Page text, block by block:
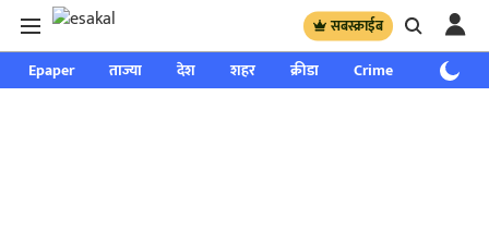
सबस्क्राईब
Epaper ताज्या देश शहर क्रीडा Crime साप्ताहिक